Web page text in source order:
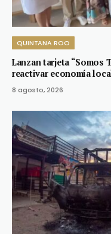
QUINTANA ROO
Lanzan tarjeta “Somos
reactivar economía
8 agosto, 2026